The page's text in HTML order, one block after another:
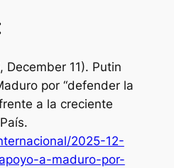
December 11). Putin
por “defender la
a la creciente
.
2025-12-
a-maduro-por-